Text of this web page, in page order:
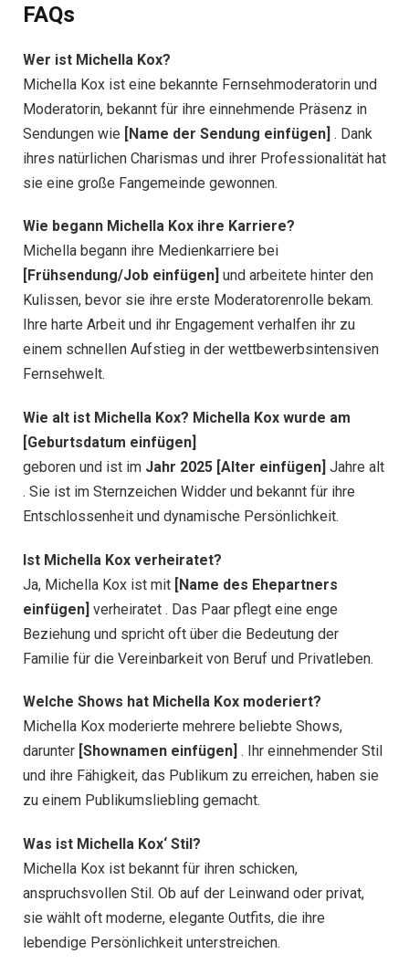
FAQs
Wer ist Michella Kox?
Michella Kox ist eine bekannte Fernsehmoderatorin und
Moderatorin, bekannt für ihre einnehmende Präsenz in
Sendungen wie [Name der Sendung einfügen] . Dank
ihres natürlichen Charismas und ihrer Professionalität hat
sie eine große Fangemeinde gewonnen.
Wie begann Michella Kox ihre Karriere?
Michella begann ihre Medienkarriere bei
[Frühsendung/Job einfügen] und arbeitete hinter den
Kulissen, bevor sie ihre erste Moderatorenrolle bekam.
Ihre harte Arbeit und ihr Engagement verhalfen ihr zu
einem schnellen Aufstieg in der wettbewerbsintensiven
Fernsehwelt.
Wie alt ist Michella Kox? Michella Kox wurde am
[Geburtsdatum einfügen]
geboren und ist im Jahr 2025 [Alter einfügen] Jahre alt
. Sie ist im Sternzeichen Widder und bekannt für ihre
Entschlossenheit und dynamische Persönlichkeit.
Ist Michella Kox verheiratet?
Ja, Michella Kox ist mit [Name des Ehepartners
einfügen] verheiratet . Das Paar pflegt eine enge
Beziehung und spricht oft über die Bedeutung der
Familie für die Vereinbarkeit von Beruf und Privatleben.
Welche Shows hat Michella Kox moderiert?
Michella Kox moderierte mehrere beliebte Shows,
darunter [Shownamen einfügen] . Ihr einnehmender Stil
und ihre Fähigkeit, das Publikum zu erreichen, haben sie
zu einem Publikumsliebling gemacht.
Was ist Michella Kox‘ Stil?
Michella Kox ist bekannt für ihren schicken,
anspruchsvollen Stil. Ob auf der Leinwand oder privat,
sie wählt oft moderne, elegante Outfits, die ihre
lebendige Persönlichkeit unterstreichen.